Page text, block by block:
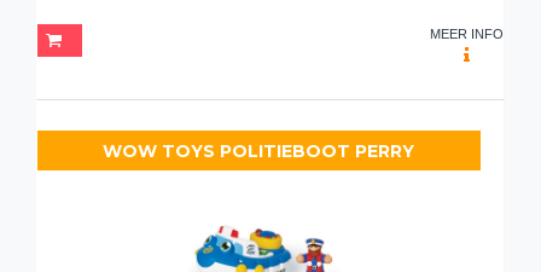
MEER INFO
WOW TOYS POLITIEBOOT PERRY